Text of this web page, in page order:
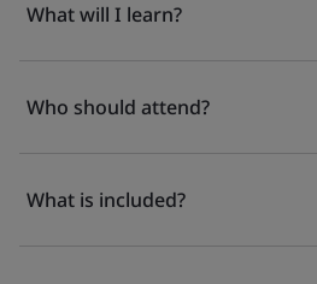
What will I learn?
Who should attend?
What is included?